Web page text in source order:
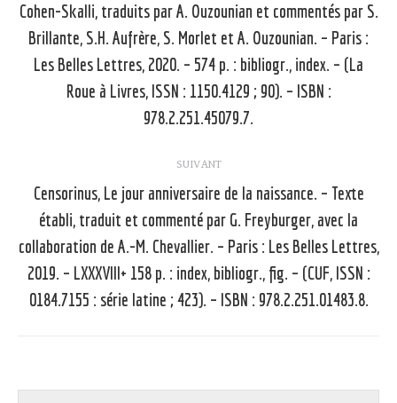
Article
précédent
:
Cohen-Skalli, traduits par A. Ouzounian et commentés par S.
Brillante, S.H. Aufrère, S. Morlet et A. Ouzounian. – Paris :
Les Belles Lettres, 2020. – 574 p. : bibliogr., index. – (La
Roue à Livres, ISSN : 1150.4129 ; 90). – ISBN :
978.2.251.45079.7.
SUIVANT
Article
suivant
:
Censorinus, Le jour anniversaire de la naissance. – Texte
établi, traduit et commenté par G. Freyburger, avec la
collaboration de A.-M. Chevallier. – Paris : Les Belles Lettres,
2019. – LXXXVIII+ 158 p. : index, bibliogr., fig. – (CUF, ISSN :
0184.7155 : série latine ; 423). – ISBN : 978.2.251.01483.8.